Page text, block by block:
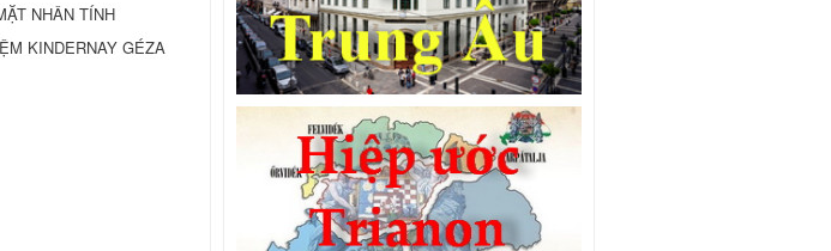
NHÂN TÍNH
KINDERNAY GÉZA